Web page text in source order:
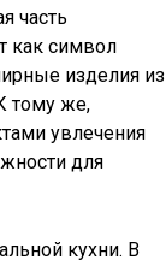
часть
как символ
изделия из
тому же,
увлечения
для
кухни. В